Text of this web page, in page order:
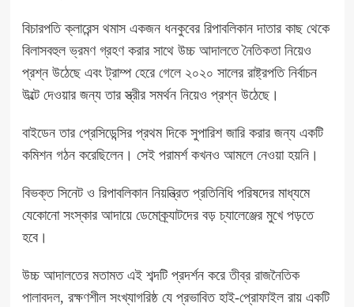
বিচারপতি ক্লারেন্স থমাস একজন ধনকুবের রিপাবলিকান দাতার কাছ থেকে
বিলাসবহুল ভ্রমণ গ্রহণ করার সাথে উচ্চ আদালতে নৈতিকতা নিয়েও
প্রশ্ন উঠেছে এবং ট্রাম্প হেরে গেলে ২০২০ সালের রাষ্ট্রপতি নির্বাচন
উল্টে দেওয়ার জন্য তার স্ত্রীর সমর্থন নিয়েও প্রশ্ন উঠেছে।
বাইডেন তার প্রেসিডেন্সির প্রথম দিকে সুপারিশ জারি করার জন্য একটি
কমিশন গঠন করেছিলেন। সেই পরামর্শ কখনও আমলে নেওয়া হয়নি।
বিভক্ত সিনেট ও রিপাবলিকান নিয়ন্ত্রিত প্রতিনিধি পরিষদের মাধ্যমে
যেকোনো সংস্কার আদায়ে ডেমোক্র্যাটদের বড় চ্যালেঞ্জের মুখে পড়তে
হবে।
উচ্চ আদালতের মতামত এই শব্দটি প্রদর্শন করেতীব্র রাজনৈতিক
পালাবদল, রক্ষণশীল সংখ্যাগরিষ্ঠ যে প্রভাবিত হাই-প্রোফাইল রায় একটি